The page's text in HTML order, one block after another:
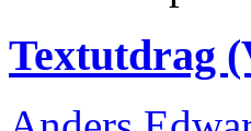
Textutdrag